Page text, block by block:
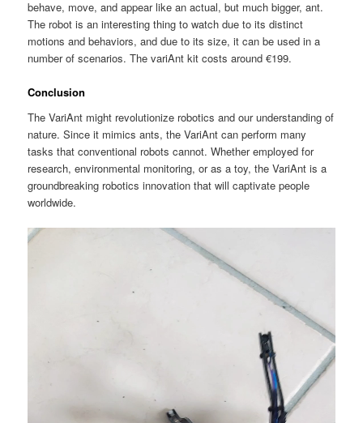
behave, move, and appear like an actual, but much bigger, ant.
The robot is an interesting thing to watch due to its distinct
motions and behaviors, and due to its size, it can be used in a
number of scenarios. The variAnt kit costs around €199.
Conclusion
The VariAnt might revolutionize robotics and our understanding of
nature. Since it mimics ants, the VariAnt can perform many
tasks that conventional robots cannot. Whether employed for
research, environmental monitoring, or as a toy, the VariAnt is a
groundbreaking robotics innovation that will captivate people
worldwide.